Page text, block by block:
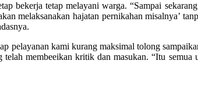
bekerja tetap melayani warga. “Sampai
melaksanakan hajatan pernikahan misalnya’
pelayanan kami kurang maksimal tolong
telah membeeikan kritik dan masukan. “Itu